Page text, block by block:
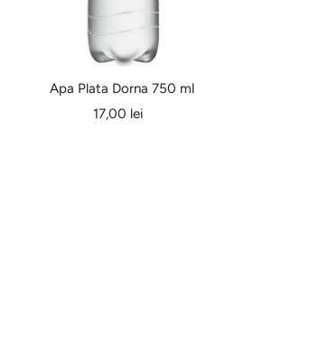
Apa Plata Dorna 750 ml
17,00 lei